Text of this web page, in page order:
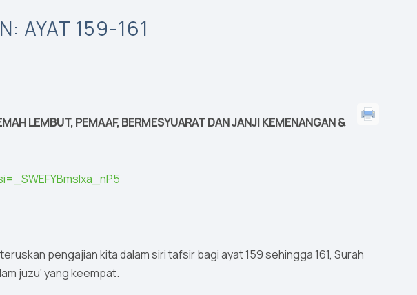
AYAT 159-161
LEMBUT, PEMAAF, BERMESYUARAT DAN JANJI KEMENANGAN &
pengajian kita dalam siri tafsir bagi ayat 159 sehingga 161, Surah
juzu’ yang keempat.